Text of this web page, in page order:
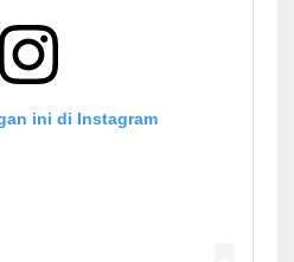
ini di Instagram